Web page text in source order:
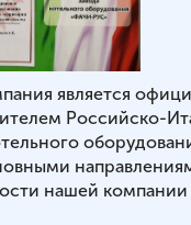
является
Российско-
нашей компании